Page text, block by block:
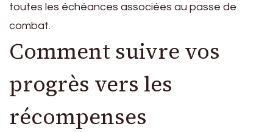
toutes les échéances associées au passe de
combat.
Comment suivre vos
progrès vers les
récompenses